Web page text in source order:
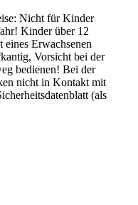
Nicht für Kinder
Kinder über 12
Erwachsenen
Vorsicht bei der
bedienen! Bei der
nicht in Kontakt mit
(als